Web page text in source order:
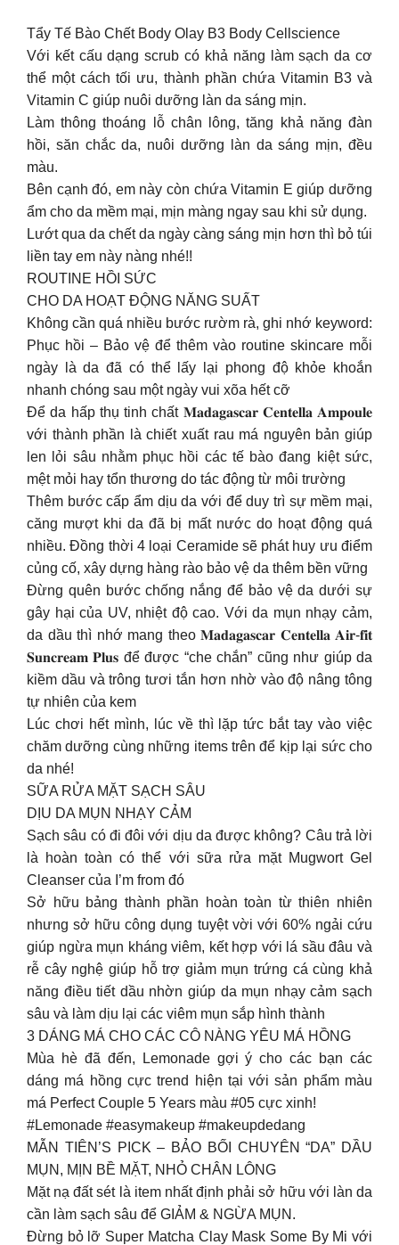
Tẩy Tế Bào Chết Body Olay B3 Body Cellscience
Với kết cấu dạng scrub có khả năng làm sạch da cơ
thể một cách tối ưu, thành phần chứa Vitamin B3 và
Vitamin C giúp nuôi dưỡng làn da sáng mịn.
Làm thông thoáng lỗ chân lông, tăng khả năng đàn
hồi, săn chắc da, nuôi dưỡng làn da sáng mịn, đều
màu.
Bên cạnh đó, em này còn chứa Vitamin E giúp dưỡng
ẩm cho da mềm mại, mịn màng ngay sau khi sử dụng.
Lướt qua da chết da ngày càng sáng mịn hơn thì bỏ túi
liền tay em này nàng nhé!!
ROUTINE HỒI SỨC
CHO DA HOẠT ĐỘNG NĂNG SUẤT
Không cần quá nhiều bước rườm rà, ghi nhớ keyword:
Phục hồi – Bảo vệ để thêm vào routine skincare mỗi
ngày là da đã có thể lấy lại phong độ khỏe khoắn
nhanh chóng sau một ngày vui xõa hết cỡ
Để da hấp thụ tinh chất 𝐌𝐚𝐝𝐚𝐠𝐚𝐬𝐜𝐚𝐫 𝐂𝐞𝐧𝐭𝐞𝐥𝐥𝐚 𝐀𝐦𝐩𝐨𝐮𝐥𝐞
với thành phần là chiết xuất rau má nguyên bản giúp
len lỏi sâu nhằm phục hồi các tế bào đang kiệt sức,
mệt mỏi hay tổn thương do tác động từ môi trường
Thêm bước cấp ẩm dịu da với để duy trì sự mềm mại,
căng mượt khi da đã bị mất nước do hoạt động quá
nhiều. Đồng thời 4 loại Ceramide sẽ phát huy ưu điểm
củng cố, xây dựng hàng rào bảo vệ da thêm bền vững
Đừng quên bước chống nắng để bảo vệ da dưới sự
gây hại của UV, nhiệt độ cao. Với da mụn nhạy cảm,
da dầu thì nhớ mang theo 𝐌𝐚𝐝𝐚𝐠𝐚𝐬𝐜𝐚𝐫 𝐂𝐞𝐧𝐭𝐞𝐥𝐥𝐚 𝐀𝐢𝐫-𝐟𝐢𝐭
𝐒𝐮𝐧𝐜𝐫𝐞𝐚𝐦 𝐏𝐥𝐮𝐬 để được “che chắn” cũng như giúp da
kiềm dầu và trông tươi tắn hơn nhờ vào độ nâng tông
tự nhiên của kem
Lúc chơi hết mình, lúc về thì lặp tức bắt tay vào việc
chăm dưỡng cùng những items trên để kịp lại sức cho
da nhé!
SỮA RỬA MẶT SẠCH SÂU
DỊU DA MỤN NHẠY CẢM
Sạch sâu có đi đôi với dịu da được không? Câu trả lời
là hoàn toàn có thể với sữa rửa mặt Mugwort Gel
Cleanser của I’m from đó
Sở hữu bảng thành phần hoàn toàn từ thiên nhiên
nhưng sở hữu công dụng tuyệt vời với 60% ngải cứu
giúp ngừa mụn kháng viêm, kết hợp với lá sầu đâu và
rễ cây nghệ giúp hỗ trợ giảm mụn trứng cá cùng khả
năng điều tiết dầu nhờn giúp da mụn nhạy cảm sạch
sâu và làm dịu lại các viêm mụn sắp hình thành
3 DÁNG MÁ CHO CÁC CÔ NÀNG YÊU MÁ HỒNG
Mùa hè đã đến, Lemonade gợi ý cho các bạn các
dáng má hồng cực trend hiện tại với sản phẩm màu
má Perfect Couple 5 Years màu #05 cực xinh!
#Lemonade #easymakeup #makeupdedang
MẪN TIÊN’S PICK – BẢO BỐI CHUYÊN “DA” DẦU
MỤN, MỊN BỀ MẶT, NHỎ CHÂN LÔNG
Mặt nạ đất sét là item nhất định phải sở hữu với làn da
cần làm sạch sâu để GIẢM & NGỪA MỤN.
Đừng bỏ lỡ Super Matcha Clay Mask Some By Mi với